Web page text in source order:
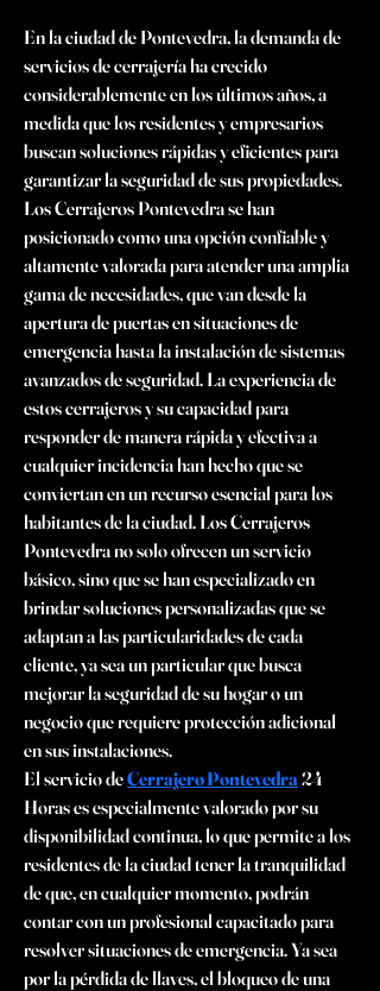
En la ciudad de Pontevedra, la demanda de
servicios de cerrajería ha crecido
considerablemente en los últimos años, a
medida que los residentes y empresarios
buscan soluciones rápidas y eficientes para
garantizar la seguridad de sus propiedades.
Los Cerrajeros Pontevedra se han
posicionado como una opción confiable y
altamente valorada para atender una amplia
gama de necesidades, que van desde la
apertura de puertas en situaciones de
emergencia hasta la instalación de sistemas
avanzados de seguridad. La experiencia de
estos cerrajeros y su capacidad para
responder de manera rápida y efectiva a
cualquier incidencia han hecho que se
conviertan en un recurso esencial para los
habitantes de la ciudad. Los Cerrajeros
Pontevedra no solo ofrecen un servicio
básico, sino que se han especializado en
brindar soluciones personalizadas que se
adaptan a las particularidades de cada
cliente, ya sea un particular que busca
mejorar la seguridad de su hogar o un
negocio que requiere protección adicional
en sus instalaciones.
El servicio de Cerrajero Pontevedra 24
Horas es especialmente valorado por su
disponibilidad continua, lo que permite a los
residentes de la ciudad tener la tranquilidad
de que, en cualquier momento, podrán
contar con un profesional capacitado para
resolver situaciones de emergencia. Ya sea
por la pérdida de llaves, el bloqueo de una